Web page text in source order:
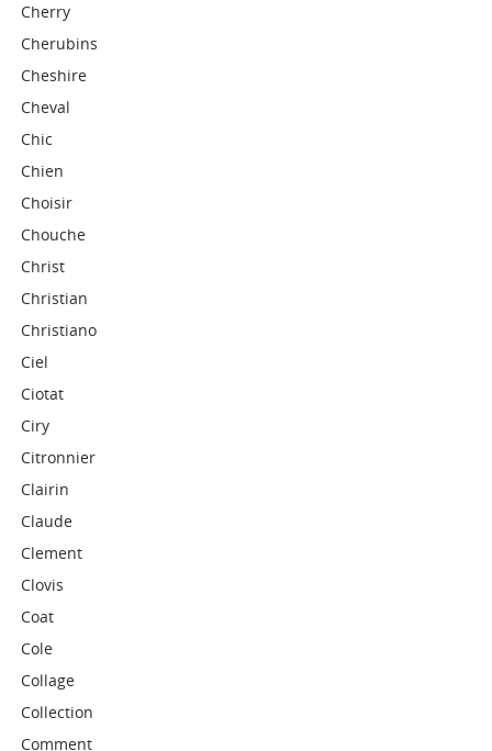
Cherry
Cherubins
Cheshire
Cheval
Chic
Chien
Choisir
Chouche
Christ
Christian
Christiano
Ciel
Ciotat
Ciry
Citronnier
Clairin
Claude
Clement
Clovis
Coat
Cole
Collage
Collection
Comment